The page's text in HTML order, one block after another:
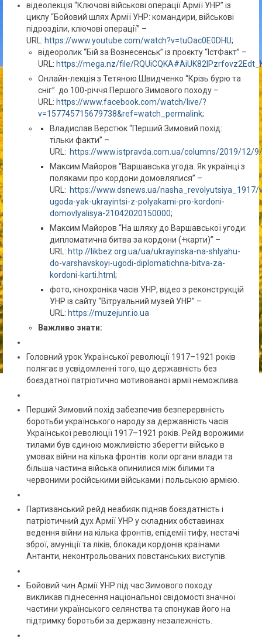
відеолекція “Ключові військові операції Армії УНР” із
циклу “Бойовий шлях Армії УНР: командири, військові
підрозділи, ключові операції” –
URL: https://www.youtube.com/watch?v=tuOac0E0DHU;
відеоролик “Бій за Вознесенськ” із проєкту “ІстФакт” –
URL: https://mega.nz/file/
Онлайн-лекція з Тетяною Швидченко “Крізь бурю та
сніг” до 100-річчя Першого Зимового походу –
URL: https://www.facebook.com/watch/live/?
v=157745715679738&ref=watch_permalink;
Владислав Верстюк “Перший Зимовий похід:
тільки факти” –
URL: https://www.istpravda.com.ua/columns/2019/12/
Максим Майоров “Варшавська угода. Як українці з
поляками про кордони домовлялися” –
URL: https://www.dsnews.ua/nasha_revolyutsiya_1917/
ugoda-yak-ukrayintsi-z-polyakami-pro-kordoni-
domovlyalisya-21042020150000;
Максим Майоров “На шляху до Варшавської угоди:
дипломатична битва за кордони (+карти)” –
URL: http://likbez.org.ua/ua/ukrayinska-na-shlyahu-
do-varshavskoyi-ugodi-diplomatichna-bitva-za-
kordoni-karti.html ;
фото, кінохроніка часів УНР, відео з реконструкцій
УНР із сайту “Вітруальний музей УНР” –
URL: https://muzejunr.io.ua
Важливо знати:
Головний урок Української революції 1917–1921 років
полягає в усвідомленні того, що державність без
боєздатної патріотично мотивованої армії неможлива.
Перший Зимовий похід забезпечив безперервність
боротьби українського народу за державність часів
Української революції 1917–1921 років. Рейд ворожими
тилами був єдиною можливістю зберегти військо в
умовах війни на кілька фронтів: коли органи влади та
більша частина війська опинилися між білими та
червоними російськими військами і польською армією.
Партизанський рейд неабияк підняв боєздатність і
патріотичний дух Армії УНР у складних обставинах
ведення війни на кілька фронтів, епідемії тифу, нестачі
зброї, амуніції та ліків, блокади кордонів країнами
Антанти, неконтрольованих повстанських виступів.
Бойовий чин Армії УНР під час Зимового походу
викликав піднесення національної свідомості значної
частини українського селянства та спонукав його на
підтримку боротьби за державну незалежність.